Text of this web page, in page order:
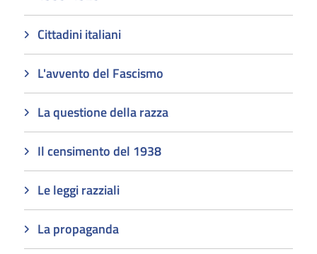
Cittadini italiani
L'avvento del Fascismo
La questione della razza
Il censimento del 1938
Le leggi razziali
La propaganda